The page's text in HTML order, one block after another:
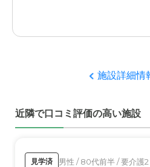
職員・スタッフ・他入居者の雰
外観・内装・居室・設備について
た。室内も明るい感時があり、
いました。設備も十分です
介護医療サービスについて
施設詳細情
近隣で口コミ評価の高い施設
見学済 男性 / 80代前半 / 要介護